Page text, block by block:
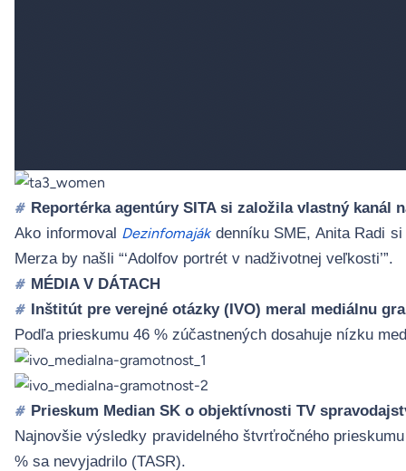
# Reportérka agentúry SITA si založila vlastný kanál
Ako informoval Dezinfomaják denníku SME, Anita Radi
Merza by našli “‘Adolfov portrét v nadživotnej veľkosti’”.
# MÉDIA V DÁTACH
# Inštitút pre verejné otázky (IVO) meral mediálnu
Podľa prieskumu 46 % zúčastnených dosahuje nízku
# Prieskum Median SK o objektívnosti TV
Najnovšie výsledky pravidelného štvrťročného prieskumu
% sa nevyjadrilo (TASR).